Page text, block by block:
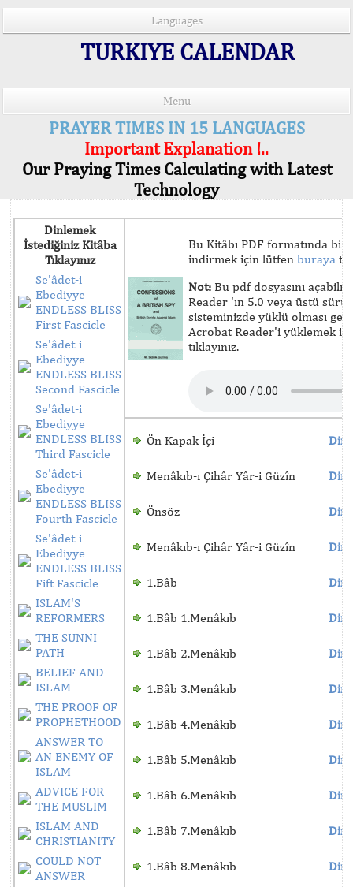
Languages
TURKIYE CALENDAR
Menu
PRAYER TIMES IN 15 LANGUAGES
Important Explanation !..
Our Praying Times Calculating with Latest
Technology
Dinlemek
İstediğiniz Kitâba
Tıklayınız
Se'âdet-i
Ebediyye
ENDLESS BLISS
First Fascicle
Se'âdet-i
Ebediyye
ENDLESS BLISS
Second Fascicle
Se'âdet-i
Ebediyye
ENDLESS BLISS
Third Fascicle
Se'âdet-i
Ebediyye
ENDLESS BLISS
Fourth Fascicle
Se'âdet-i
Ebediyye
ENDLESS BLISS
Fift Fascicle
ISLAM'S
REFORMERS
THE SUNNI
PATH
BELIEF AND
ISLAM
THE PROOF OF
PROPHETHOOD
ANSWER TO
AN ENEMY OF
ISLAM
ADVICE FOR
THE MUSLIM
ISLAM AND
CHRISTIANITY
COULD NOT
ANSWER
Bu Kitâbı PDF formatında
indirmek için lütfen buraya
Not: Bu pdf dosyasını
Reader 'ın 5.0 veya üstü
sisteminizde yüklü olması
Acrobat Reader'i yüklemek
tıklayınız.
Ön Kapak İçi
Menâkıb-ı Çihâr Yâr-i Güzîn
Önsöz
Menâkıb-ı Çihâr Yâr-i Güzîn
1.Bâb
1.Bâb 1.Menâkıb
1.Bâb 2.Menâkıb
1.Bâb 3.Menâkıb
1.Bâb 4.Menâkıb
1.Bâb 5.Menâkıb
1.Bâb 6.Menâkıb
1.Bâb 7.Menâkıb
1.Bâb 8.Menâkıb